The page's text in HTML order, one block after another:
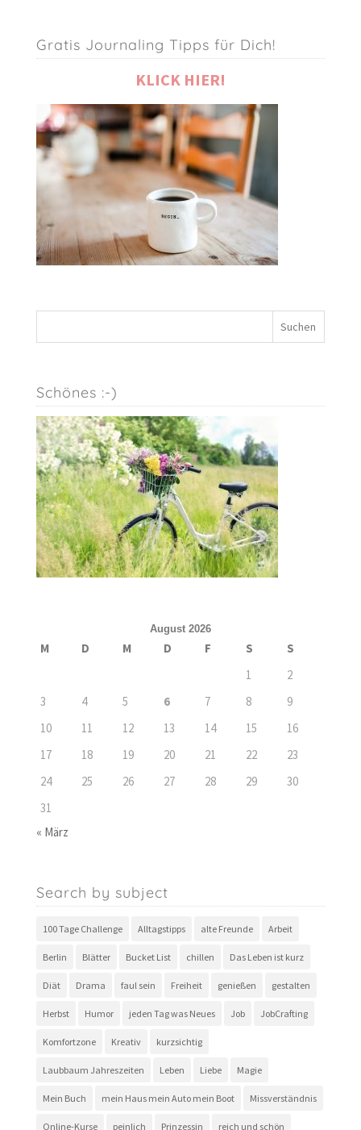
Gratis Journaling Tipps für Dich!
KLICK HIER!
Schönes :-)
August 2026
M D M D F S
S
1
2
3
4 5 6 7 8
9
10
11 12 13 14 15
16
17
18 19 20 21 22
23
24
25 26 27 28 29
30
31
« März
Search by subject
100 Tage Challenge Alltagstipps alte Freunde Arbeit
Berlin Blätter Bucket List chillen Das Leben ist kurz
Diät Drama faul sein Freiheit genießen gestalten
Herbst Humor jeden Tag was Neues Job JobCrafting
Komfortzone Kreativ kurzsichtig
Laubbaum Jahreszeiten Leben Liebe Magie
Mein Buch mein Haus mein Auto mein Boot Missverständnis
Online-Kurse peinlich Prinzessin reich und schön